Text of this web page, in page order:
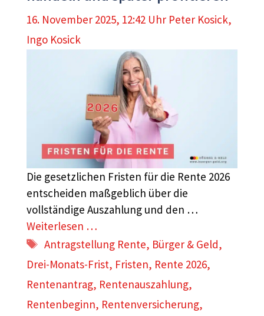
16. November 2025, 12:42 Uhr Peter Kosick,
Ingo Kosick
Die gesetzlichen Fristen für die Rente 2026
entscheiden maßgeblich über die
vollständige Auszahlung und den …
Weiterlesen …
Schlagwörter
Antragstellung Rente, Bürger & Geld,
Drei-Monats-Frist, Fristen, Rente 2026,
Rentenantrag, Rentenauszahlung,
Rentenbeginn, Rentenversicherung,